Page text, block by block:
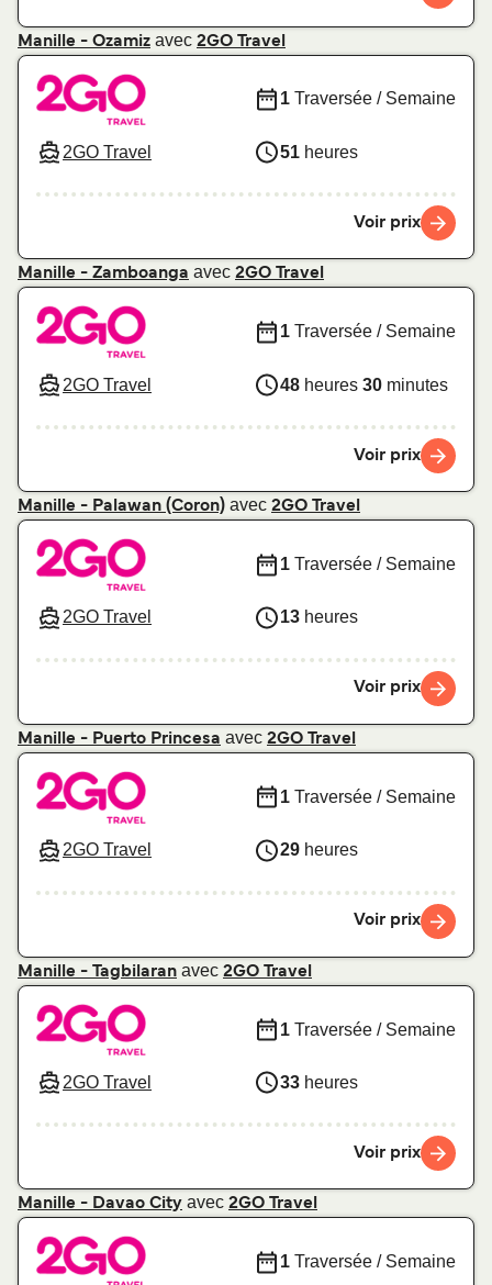
Manille - Ozamiz avec 2GO Travel
2GO Travel
1 Traversée / Semaine
51 heures
Voir prix
Manille - Zamboanga avec 2GO Travel
2GO Travel
1 Traversée / Semaine
48 heures 30 minutes
Voir prix
Manille - Palawan (Coron) avec 2GO Travel
2GO Travel
1 Traversée / Semaine
13 heures
Voir prix
Manille - Puerto Princesa avec 2GO Travel
2GO Travel
1 Traversée / Semaine
29 heures
Voir prix
Manille - Tagbilaran avec 2GO Travel
2GO Travel
1 Traversée / Semaine
33 heures
Voir prix
Manille - Davao City avec 2GO Travel
1 Traversée / Semaine